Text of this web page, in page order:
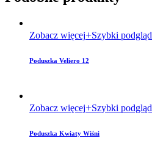
Zobacz więcej Szybki podgląd
Poduszka Veliero 12
Zobacz więcej Szybki podgląd
Poduszka Kwiaty Wiśni